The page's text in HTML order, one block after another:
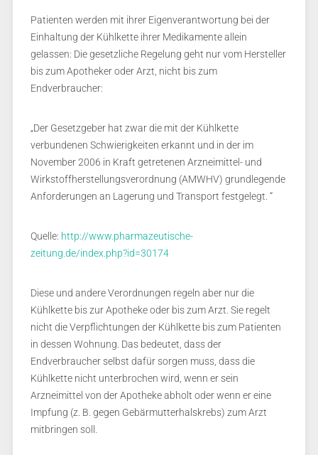
Patienten werden mit ihrer Eigenverantwortung bei der
Einhaltung der Kühlkette ihrer Medikamente allein
gelassen: Die gesetzliche Regelung geht nur vom Hersteller
bis zum Apotheker oder Arzt, nicht bis zum
Endverbraucher:
„Der Gesetzgeber hat zwar die mit der Kühlkette
verbundenen Schwierigkeiten erkannt und in der im
November 2006 in Kraft getretenen Arzneimittel- und
Wirkstoffherstellungsverordnung (AMWHV) grundlegende
Anforderungen an Lagerung und Transport festgelegt. “
Quelle: http://www.pharmazeutische-
zeitung.de/index.php?id=30174
Diese und andere Verordnungen regeln aber nur die
Kühlkette bis zur Apotheke oder bis zum Arzt. Sie regelt
nicht die Verpflichtungen der Kühlkette bis zum Patienten
in dessen Wohnung. Das bedeutet, dass der
Endverbraucher selbst dafür sorgen muss, dass die
Kühlkette nicht unterbrochen wird, wenn er sein
Arzneimittel von der Apotheke abholt oder wenn er eine
Impfung (z. B. gegen Gebärmutterhalskrebs) zum Arzt
mitbringen soll.